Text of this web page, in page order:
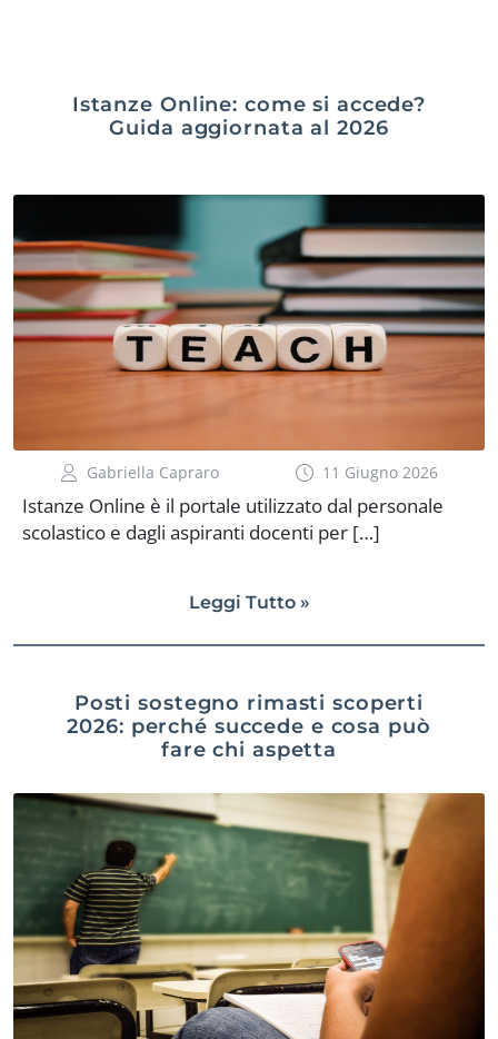
Istanze Online: come si accede?
Guida aggiornata al 2026
Gabriella Capraro 11 Giugno 2026
Istanze Online è il portale utilizzato dal personale
scolastico e dagli aspiranti docenti per […]
Leggi Tutto »
Posti sostegno rimasti scoperti
2026: perché succede e cosa può
fare chi aspetta